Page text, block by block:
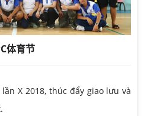
体育节
lần X 2018, thúc đẩy giao lưu và